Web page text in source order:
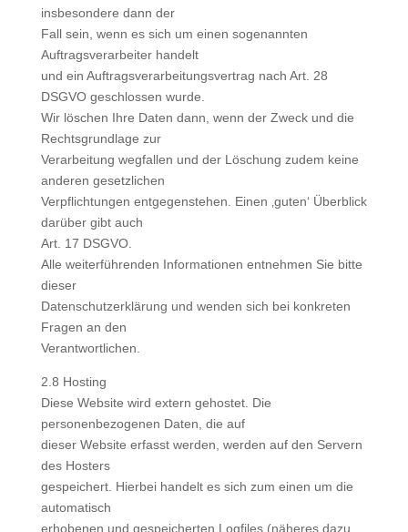
insbesondere dann der
Fall sein, wenn es sich um einen sogenannten
Auftragsverarbeiter handelt
und ein Auftragsverarbeitungsvertrag nach Art. 28
DSGVO geschlossen wurde.
Wir löschen Ihre Daten dann, wenn der Zweck und die
Rechtsgrundlage zur
Verarbeitung wegfallen und der Löschung zudem keine
anderen gesetzlichen
Verpflichtungen entgegenstehen. Einen ‚guten‘ Überblick
darüber gibt auch
Art. 17 DSGVO.
Alle weiterführenden Informationen entnehmen Sie bitte
dieser
Datenschutzerklärung und wenden sich bei konkreten
Fragen an den
Verantwortlichen.
2.8 Hosting
Diese Website wird extern gehostet. Die
personenbezogenen Daten, die auf
dieser Website erfasst werden, werden auf den Servern
des Hosters
gespeichert. Hierbei handelt es sich zum einen um die
automatisch
erhobenen und gespeicherten Logfiles (näheres dazu